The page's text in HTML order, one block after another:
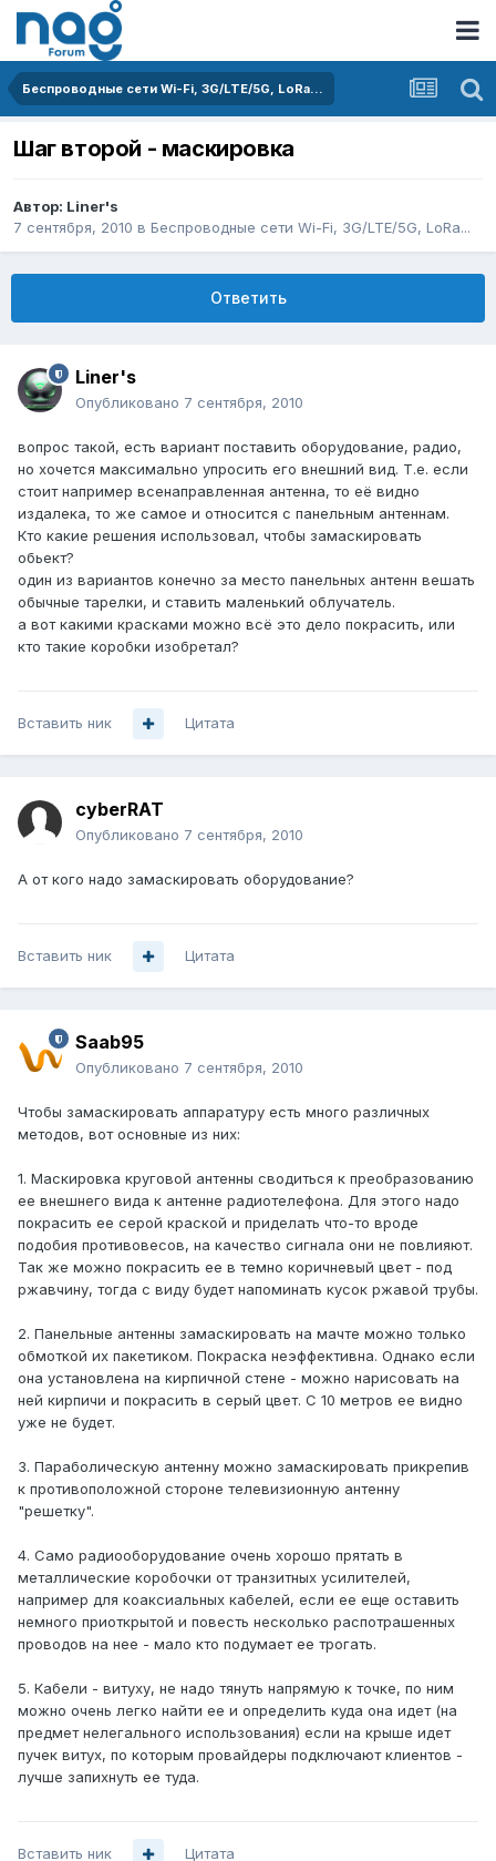
Беспроводные сети Wi-Fi, 3G/LTE/5G, LoRa...
Шаг второй - маскировка
Автор: Liner's
7 сентября, 2010 в Беспроводные сети Wi-Fi, 3G/LTE/5G, LoRa...
Ответить
Liner's
Опубликовано 7 сентября, 2010
вопрос такой, есть вариант поставить оборудование, радио,
но хочется максимально упросить его внешний вид. Т.е. если
стоит например всенаправленная антенна, то её видно
издалека, то же самое и относится с панельным антеннам.
Кто какие решения использовал, чтобы замаскировать
обьект?
один из вариантов конечно за место панельных антенн вешать
обычные тарелки, и ставить маленький облучатель.
а вот какими красками можно всё это дело покрасить, или
кто такие коробки изобретал?
Вставить ник Цитата
cyberRAT
Опубликовано 7 сентября, 2010
А от кого надо замаскировать оборудование?
Вставить ник Цитата
Saab95
Опубликовано 7 сентября, 2010
Чтобы замаскировать аппаратуру есть много различных
методов, вот основные из них:
1. Маскировка круговой антенны сводиться к преобразованию
ее внешнего вида к антенне радиотелефона. Для этого надо
покрасить ее серой краской и приделать что-то вроде
подобия противовесов, на качество сигнала они не повлияют.
Так же можно покрасить ее в темно коричневый цвет - под
ржавчину, тогда с виду будет напоминать кусок ржавой трубы.
2. Панельные антенны замаскировать на мачте можно только
обмоткой их пакетиком. Покраска неэффективна. Однако если
она установлена на кирпичной стене - можно нарисовать на
ней кирпичи и покрасить в серый цвет. С 10 метров ее видно
уже не будет.
3. Параболическую антенну можно замаскировать прикрепив
к противоположной стороне телевизионную антенну
"решетку".
4. Само радиооборудование очень хорошо прятать в
металлические коробочки от транзитных усилителей,
например для коаксиальных кабелей, если ее еще оставить
немного приоткрытой и повесть несколько распотрашенных
проводов на нее - мало кто подумает ее трогать.
5. Кабели - витуху, не надо тянуть напрямую к точке, по ним
можно очень легко найти ее и определить куда она идет (на
предмет нелегального использования) если на крыше идет
пучек витух, по которым провайдеры подключают клиентов -
лучше запихнуть ее туда.
Вставить ник Цитата